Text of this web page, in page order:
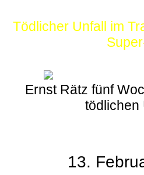
Tödlicher Unfall im
Ernst Rätz fünf
tödlichen
13.